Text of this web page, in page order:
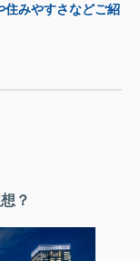
住みやすさなどご紹
？